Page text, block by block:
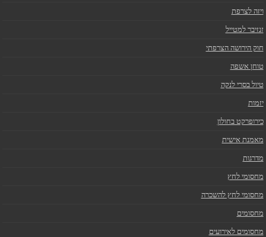
ויזה לצרפת
זנזיבר למטייל
חוק הירושה הצרפתי
טוחן אשפה
טיול בסרי לנקה
יזמות
כירופרקט בחולון
מאמנת אישית
מדרגות
מחסומי לחץ
מחסומי לחץ להשכרה
מחסומים
מחסומים לאירועים